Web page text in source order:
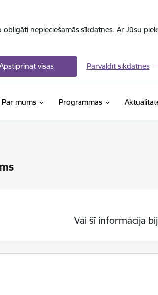
nepieciešamās sīkdatnes. Ar Jūsu
Apstiprināt visas Pārvaldīt sīkdatnes
Par mums Programmas
Vai šī informācija